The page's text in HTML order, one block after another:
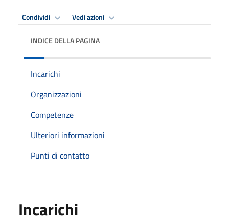
Condividi Vedi azioni
INDICE DELLA PAGINA
Incarichi
Organizzazioni
Competenze
Ulteriori informazioni
Punti di contatto
Incarichi